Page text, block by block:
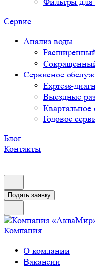
Фильтры для
Сервис
Анализ воды
Сервисное
Express-
Выездные
Квартальное
Годовое
Блог
Контакты
Подать заявку
Компания
О компании
Вакансии